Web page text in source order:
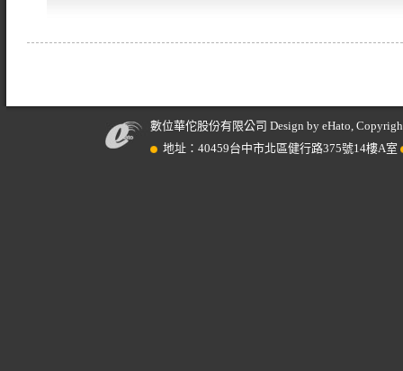
數位華佗股份有限公司 Design by eHato,
地址：40459台中市北區健行路375號14樓A室